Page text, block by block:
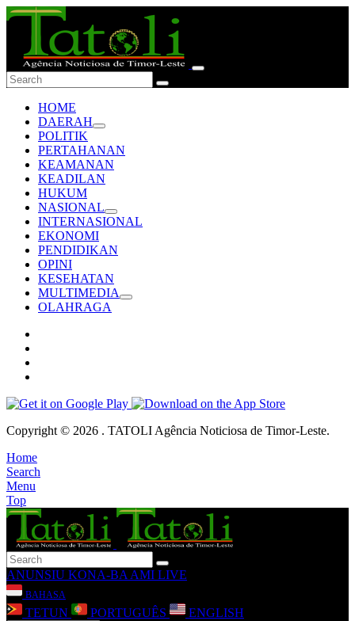
HOME
DAERAH
POLITIK
PERTAHANAN
KEAMANAN
KEADILAN
HUKUM
NASIONAL
INTERNASIONAL
EKONOMI
PENDIDIKAN
OPINI
KESEHATAN
MULTIMEDIA
OLAHRAGA
Copyright © 2026 . TATOLI Agência Noticiosa de Timor-Leste.
Home
Search
Menu
Top
ANUNSIU KONA-BA AMI LIVE
BAHASA
TETUN PORTUGUÊS ENGLISH